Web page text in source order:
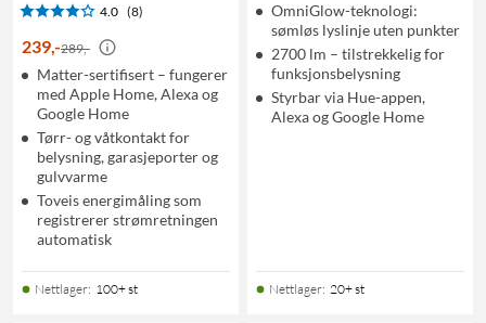
4.0 (8)
239,-289,-
Matter-sertifisert – fungerer
med Apple Home, Alexa og
Google Home
Tørr- og våtkontakt for
belysning, garasjeporter og
gulvvarme
Toveis energimåling som
registrerer strømretningen
automatisk
Nettlager: 100+ st
OmniGlow-teknologi:
sømløs lyslinje uten punkter
2700 lm – tilstrekkelig for
funksjonsbelysning
Styrbar via Hue-appen,
Alexa og Google Home
Nettlager: 20+ st